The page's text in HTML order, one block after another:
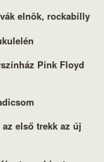
elnök, rockabilly
Pink Floyd
az első trekk az új